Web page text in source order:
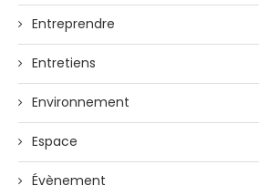
Entreprendre
Entretiens
Environnement
Espace
Évènement